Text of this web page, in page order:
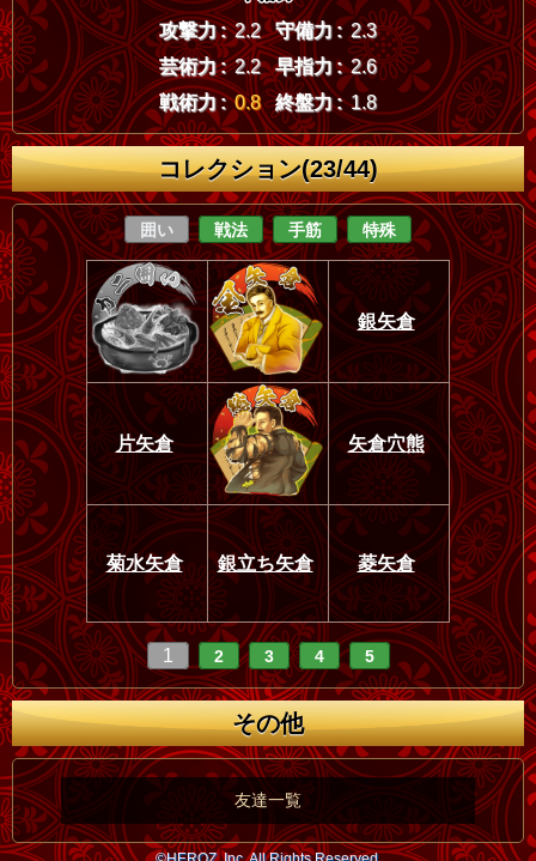
攻撃力 : 2.2 守備力 : 2.3
芸術力 : 2.2 早指力 : 2.6
戦術力 : 0.8 終盤力 : 1.8
コレクション(23/44)
囲い 戦法 手筋 特殊
銀矢倉
片矢倉 矢倉穴熊
菊水矢倉 銀立ち矢倉 菱矢倉
1 2 3 4 5
その他
友達一覧